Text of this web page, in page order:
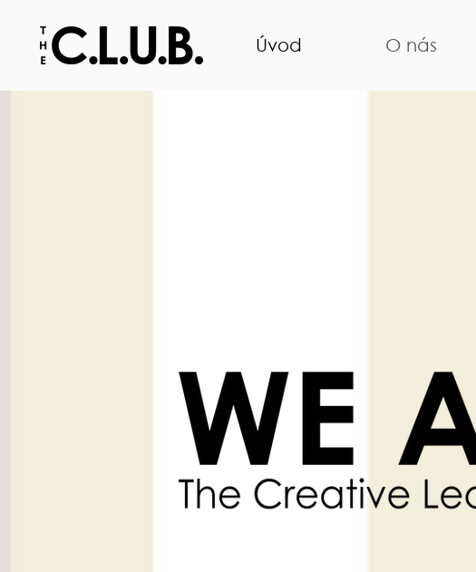
Úvod O nás